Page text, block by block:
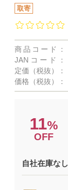
取寄
商品コード：
JANコード：
定価（税抜）：
価格（税抜）：
11%
OFF
自社在庫なし